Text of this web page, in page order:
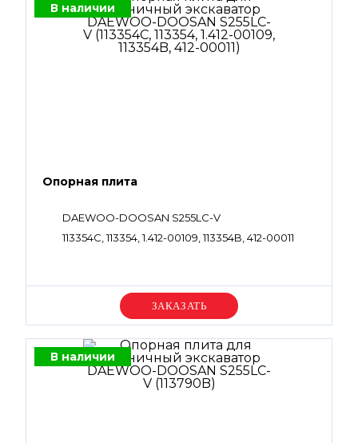
В наличии
Опорная плита
DAEWOO-DOOSAN S255LC-V
113354C, 113354, 1.412-00109, 113354B, 412-00011
Уточняйте цену
В наличии